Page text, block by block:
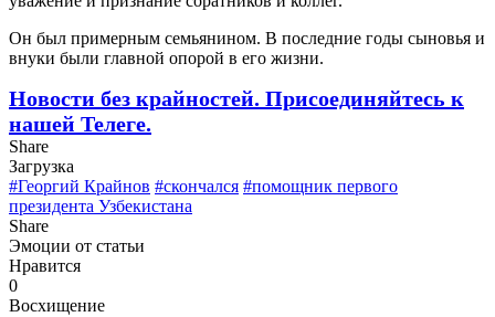
Он был примерным семьянином. В последние годы сыновья и
внуки были главной опорой в его жизни.
Новости без крайностей. Присоединяйтесь к
нашей Телеге.
Share
Загрузка
#Георгий Крайнов #скончался #помощник первого
президента Узбекистана
Share
Эмоции от статьи
Нравится
0
Восхищение